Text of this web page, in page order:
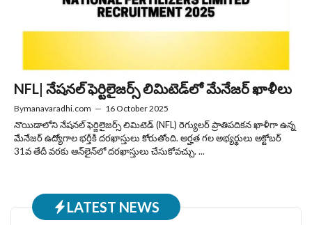
NFL| నేషనల్ ఫెర్టిలైజర్స్‌ లిమిటెడ్‌లో మేనేజర్‌ ఖాళీలు
Bymanavaradhi.com — 16 October 2025
నొయిడాలోని నేషనల్‌ ఫెర్జిలైజర్స్‌ లిమిటెడ్‌ (NFL) రెగ్యులర్ ప్రాతిపదికన ఖాళీగా ఉన్న
మేనేజర్‌ ఉద్యోగాల భర్తీకి దరఖాస్తులు కోరుతోంది. అర్హత గల అభ్యర్థులు అక్టోబర్
31వ తేదీ వరకు ఆన్‌లైన్‌లో దరఖాస్తులు చేసుకోవచ్చు. ...
LATEST NEWS